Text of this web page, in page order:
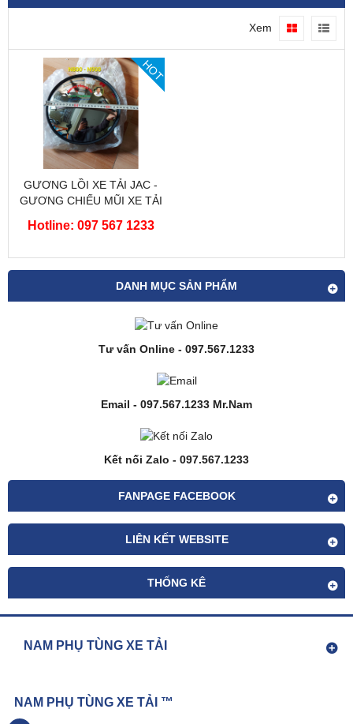
DANH MỤC SẢN PHẨM
Tư vấn Online - 097.567.1233
Email - 097.567.1233 Mr.Nam
Kết nối Zalo - 097.567.1233
FANPAGE FACEBOOK
LIÊN KẾT WEBSITE
THỐNG KÊ
Xem
HOT
GƯƠNG LỒI XE TẢI JAC -
GƯƠNG CHIẾU MŨI XE TẢI
Hotline: 097 567 1233
NAM PHỤ TÙNG XE TẢI
NAM PHỤ TÙNG XE TẢI ™